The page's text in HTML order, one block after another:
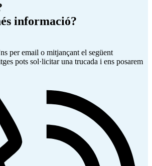
informació?
per email o mitjançant el següent
pots sol·licitar una trucada i ens posarem